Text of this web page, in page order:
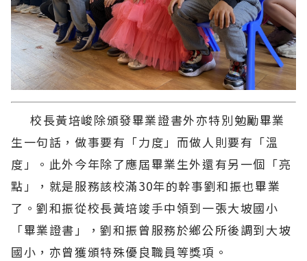
校長黃培峻除頒發畢業證書外亦特別勉勵畢業
生一句話，做事要有「力度」而做人則要有「溫
度」。此外今年除了應屆畢業生外還有另一個「亮
點」，就是服務該校滿30年的幹事劉和振也畢業
了。劉和振從校長黃培竣手中領到一張大坡國小
「畢業證書」，劉和振曾服務於鄉公所後調到大坡
國小，亦曾獲頒特殊優良職員等獎項。